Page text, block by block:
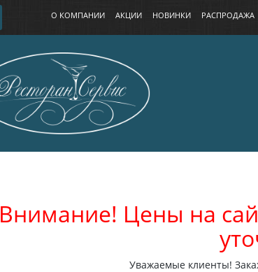
О КОМПАНИИ АКЦИИ НОВИНКИ РАСПРОДАЖА
Внимание! Цены на
Уважаемые клиенты!